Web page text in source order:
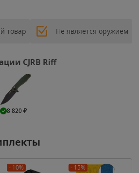
товар Не является оружием
CJRB Riff
8 820₽
- 10% - 15%